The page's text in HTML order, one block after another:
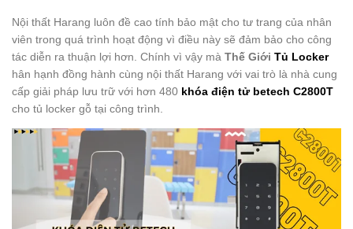
Nội thất Harang luôn đề cao tính bảo mật cho tư trang của nhân
viên trong quá trình hoạt động vì điều này sẽ đảm bảo cho công
tác diễn ra thuận lợi hơn. Chính vì vậy mà Thế Giới Tủ Locker
hân hạnh đồng hành cùng nội thất Harang với vai trò là nhà cung
cấp giải pháp lưu trữ với hơn 480 khóa điện tử betech C2800T
cho tủ locker gỗ tại công trình.